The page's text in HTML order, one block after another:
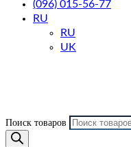
(096) 015-56-77
RU
RU
UK
Поиск товаров